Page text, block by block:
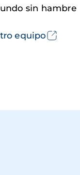
sin hambre
equipo